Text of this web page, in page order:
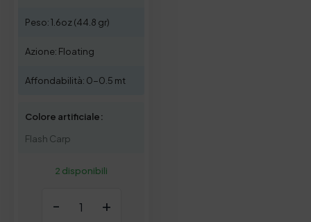
Peso: 1.6oz (44.8 gr)
Azione: Floating
Affondabilità: 0-0.5 mt
Colore artificiale:
Flash Carp
2 disponibili
- +